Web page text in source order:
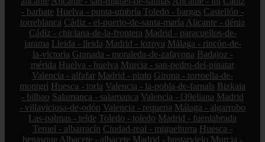
- barbate Huelva - punta-umbría Toledo - bargas Castellón -
torreblanca Cádiz - el-puerto-de-santa-maría Alicante - dénia
Cádiz - chiclana-de-la-frontera Madrid - paracuellos-de-
jarama Lleida - lleida Madrid - lozoya Málaga - rincón-de-
la-victoria Granada - moraleda-de-zafayona Badajoz -
mérida Huelva - huelva Murcia - san-pedro-del-pinatar
Valencia - alfafar Madrid - pinto Girona - torroella-de-
montgrí Huesca - torla Valencia - la-pobla-de-farnals Bizkaia
- bilbao Salamanca - salamanca Valencia - l39eliana Madrid
- villaviciosa-de-odón Valencia - requena Málaga - algarrobo
Las-palmas - telde Toledo - toledo Madrid - fuenlabrada
Teruel - albarracín Ciudad-real - miguelturra Huesca -
benasque Albacete - albacete Madrid - bustarviejo Murcia -